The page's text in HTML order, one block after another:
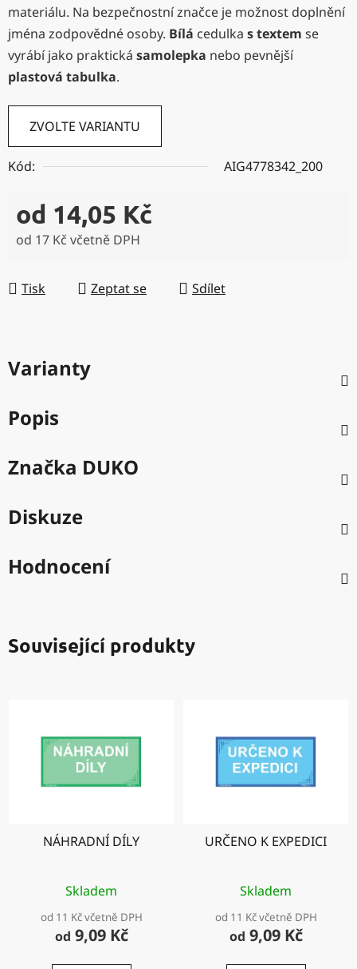
materiálu. Na bezpečnostní značce je možnost doplnění
jména zodpovědné osoby. Bílá cedulka s textem se
vyrábí jako praktická samolepka nebo pevnější
plastová tabulka.
ZVOLTE VARIANTU
Kód: AIG4778342_200
od 14,05 Kč
od 17 Kč včetně DPH
Tisk
Zeptat se Sdílet
Varianty
Popis
Značka DUKO
Diskuze
Hodnocení
Související produkty
NÁHRADNÍ DÍLY
Skladem
od 11 Kč včetně DPH
od 9,09 Kč
URČENO K EXPEDICI
Skladem
od 11 Kč včetně DPH
od 9,09 Kč